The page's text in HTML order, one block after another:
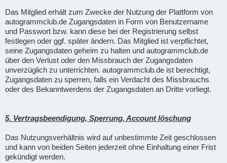
Das Mitglied erhält zum Zwecke der Nutzung der Plattform von
autogrammclub.de Zugangsdaten in Form von Benutzername
und Passwort bzw. kann diese bei der Registrierung selbst
festlegen oder ggf. später ändern. Das Mitglied ist verpflichtet,
seine Zugangsdaten geheim zu halten und autogrammclub.de
über den Verlust oder den Missbrauch der Zugangsdaten
unverzüglich zu unterrichten. autogrammclub.de ist berechtigt,
Zugangsdaten zu sperren, falls ein Verdacht des Missbrauchs
oder des Bekanntwerdens der Zugangsdaten an Dritte vorliegt.
5. Vertragsbeendigung, Sperrung, Account löschung
Das Nutzungsverhältnis wird auf unbestimmte Zeit geschlossen
und kann von beiden Seiten jederzeit ohne Einhaltung einer Frist
gekündigt werden.